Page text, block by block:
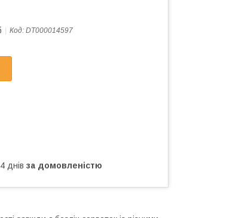
Код: DT000014597
днів за домовленістю